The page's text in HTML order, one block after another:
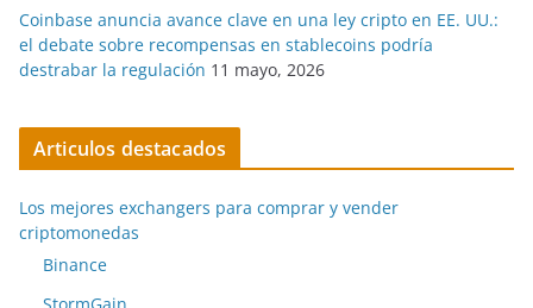
Coinbase anuncia avance clave en una ley cripto en EE. UU.:
el debate sobre recompensas en stablecoins podría
destrabar la regulación 11 mayo, 2026
Articulos destacados
Los mejores exchangers para comprar y vender
criptomonedas
Binance